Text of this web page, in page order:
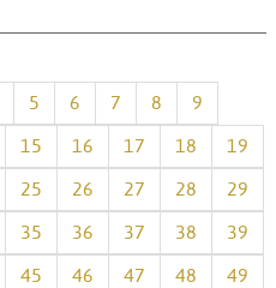
5 6 7 8
9
15 16 17 18
19
25 26 27 28
29
35 36 37 38
39
45 46 47 48
49